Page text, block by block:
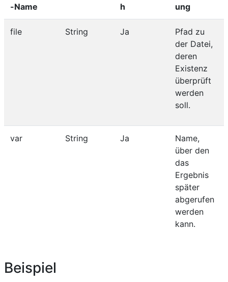
-Name
h
ung
file String Ja
Pfad zu
der Datei,
deren
Existenz
überprüft
werden
soll.
var String Ja
Name,
über den
das
Ergebnis
später
abgerufen
werden
kann.
Beispiel